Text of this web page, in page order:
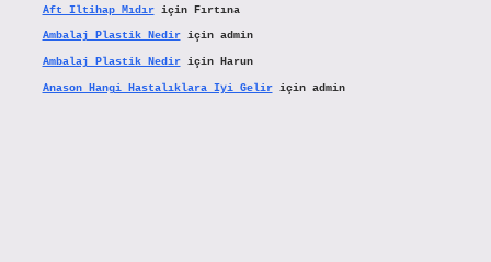
Aft Iltihap Mıdıriçin Fırtına
Ambalaj Plastik Nediriçin admin
Ambalaj Plastik Nediriçin Harun
Anason Hangi Hastalıklara Iyi Geliriçin admin